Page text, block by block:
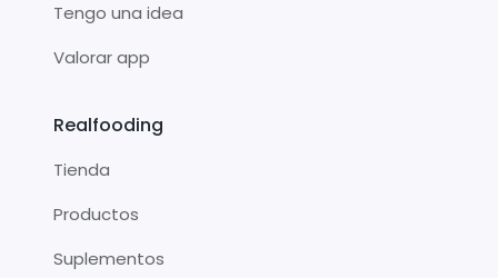
Tengo una idea
Valorar app
Realfooding
Tienda
Productos
Suplementos